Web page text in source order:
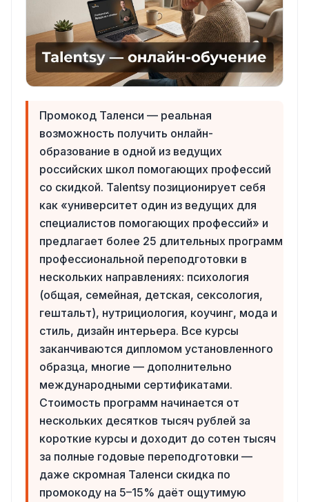
Промокод Таленси — реальная
возможность получить онлайн-
образование в одной из ведущих
российских школ помогающих профессий
со скидкой. Talentsy позиционирует себя
как «университет один из ведущих для
специалистов помогающих профессий» и
предлагает более 25 длительных программ
профессиональной переподготовки в
нескольких направлениях: психология
(общая, семейная, детская, сексология,
гештальт), нутрициология, коучинг, мода и
стиль, дизайн интерьера. Все курсы
заканчиваются дипломом установленного
образца, многие — дополнительно
международными сертификатами.
Стоимость программ начинается от
нескольких десятков тысяч рублей за
короткие курсы и доходит до сотен тысяч
за полные годовые переподготовки —
даже скромная Таленси скидка по
промокоду на 5–15% даёт ощутимую